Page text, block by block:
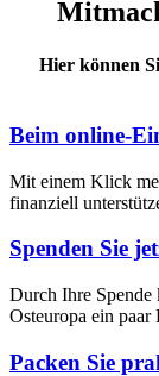
Hier können
Beim online-
Mit einem Klick
finanziell
Spenden Sie
Durch Ihre Spende
Osteuropa ein
Packen Sie